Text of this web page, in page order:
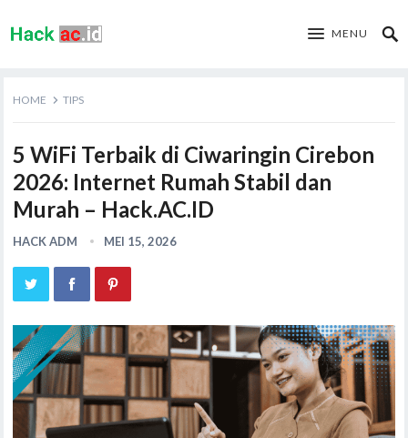
MENU
HOME TIPS
5 WiFi Terbaik di Ciwaringin Cirebon
2026: Internet Rumah Stabil dan
Murah – Hack.AC.ID
HACK ADM MEI 15, 2026